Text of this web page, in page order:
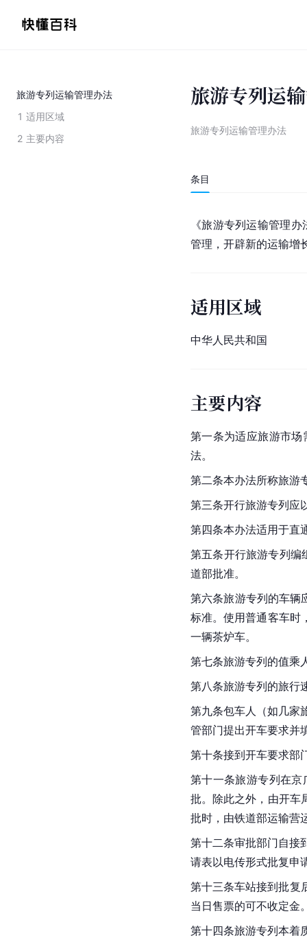
旅游专列运输管理办法
1 适用区域
2 主要内容
旅游专列运
旅游专列运输管理办法
条目
《旅游专列运输管理
管理，开辟新的运输增
适用区域
中华人民共和国
主要内容
第一条为适应旅游市
法。
第二条本办法所称旅游
第三条开行旅游专列应
第四条本办法适用于直
第五条开行旅游专列编
道部批准。
第六条旅游专列的车辆
标准。使用普通客车时
一辆茶炉车。
第七条旅游专列的值乘
第八条旅游专列的旅行
第九条包车人（如几家
管部门提出开车要求并
第十条接到开车要求部
第十一条旅游专列在京
批。除此之外，由开车
批时，由铁道部运输营
第十二条审批部门自接
请表以电传形式批复申
第十三条车站接到批复
当日售票的可不收定金
第十四条旅游专列本着